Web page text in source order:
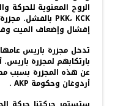
إفشال وإضعاف الميت
عن هذه المجزرة بسبب
أردوغان وحكومة AKP .